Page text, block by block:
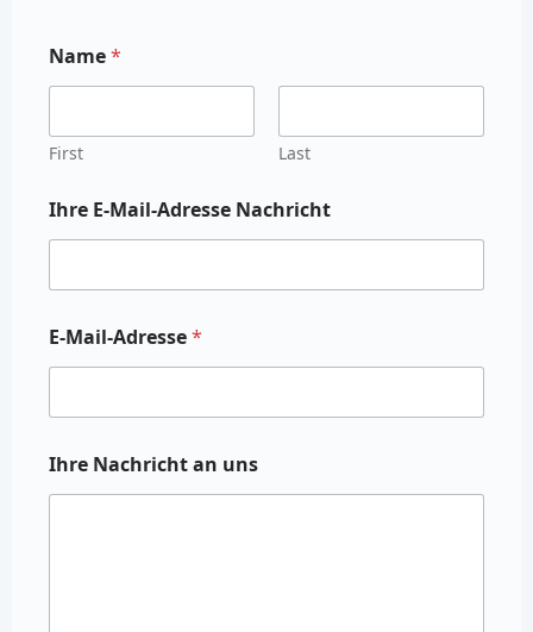
Name*
First Last
Ihre E-Mail-Adresse Nachricht
E-Mail-Adresse*
Ihre Nachricht an uns